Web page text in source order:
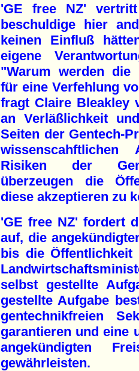
'GE free NZ'
beschuldige hier
keinen Einfluß
eigene
"Warum werden die
für eine Verfehlung
fragt Claire Bleakley
an Verläßlichkeit
Seiten der Gentech-
wissenscahftlichen
Risiken der
überzeugen die
diese akzeptieren zu
'GE free NZ' fordert
auf, die
bis die
selbst gestellte
gestellte Aufgabe
gentechnikfreien
garantieren und eine
angekündigten
gewährleisten.